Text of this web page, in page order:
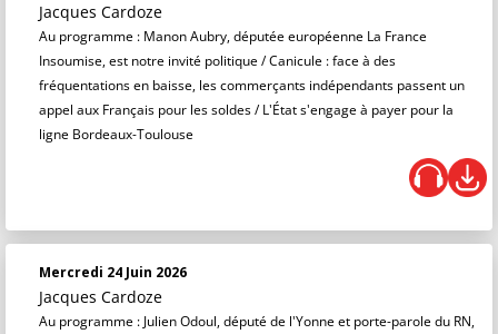
Jacques Cardoze
Au programme : Manon Aubry, députée européenne La France
Insoumise, est notre invité politique / Canicule : face à des
fréquentations en baisse, les commerçants indépendants passent un
appel aux Français pour les soldes / L'État s'engage à payer pour la
ligne Bordeaux-Toulouse
Mercredi 24 Juin 2026
Jacques Cardoze
Au programme : Julien Odoul, député de l'Yonne et porte-parole du RN,